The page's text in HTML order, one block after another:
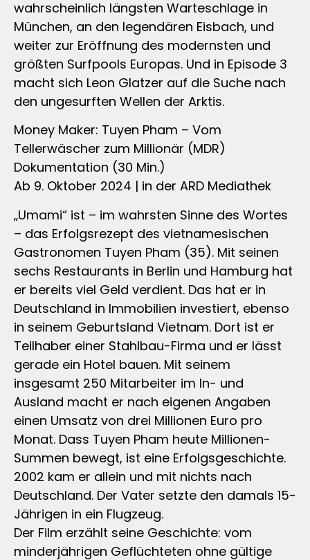
wahrscheinlich längsten Warteschlage in
München, an den legendären Eisbach, und
weiter zur Eröffnung des modernsten und
größten Surfpools Europas. Und in Episode 3
macht sich Leon Glatzer auf die Suche nach
den ungesurften Wellen der Arktis.
Money Maker: Tuyen Pham – Vom
Tellerwäscher zum Millionär (MDR)
Dokumentation (30 Min.)
Ab 9. Oktober 2024 | in der ARD Mediathek
„Umami“ ist – im wahrsten Sinne des Wortes
– das Erfolgsrezept des vietnamesischen
Gastronomen Tuyen Pham (35). Mit seinen
sechs Restaurants in Berlin und Hamburg hat
er bereits viel Geld verdient. Das hat er in
Deutschland in Immobilien investiert, ebenso
in seinem Geburtsland Vietnam. Dort ist er
Teilhaber einer Stahlbau-Firma und er lässt
gerade ein Hotel bauen. Mit seinem
insgesamt 250 Mitarbeiter im In- und
Ausland macht er nach eigenen Angaben
einen Umsatz von drei Millionen Euro pro
Monat. Dass Tuyen Pham heute Millionen-
Summen bewegt, ist eine Erfolgsgeschichte.
2002 kam er allein und mit nichts nach
Deutschland. Der Vater setzte den damals 15-
Jährigen in ein Flugzeug.
Der Film erzählt seine Geschichte: vom
minderjährigen Geflüchteten ohne gültige